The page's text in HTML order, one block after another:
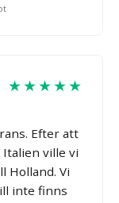
★★★★★
Efter att
ville vi
Holland. Vi
inte finns